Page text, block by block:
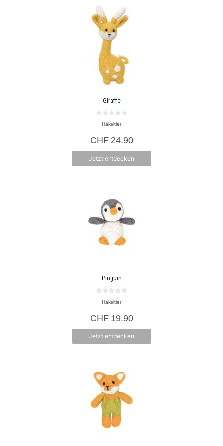
Giraffe
n
5
Häkeltier
CHF24.90
Jetzt entdecken
Pinguin
n
5
Häkeltier
CHF19.90
Jetzt entdecken